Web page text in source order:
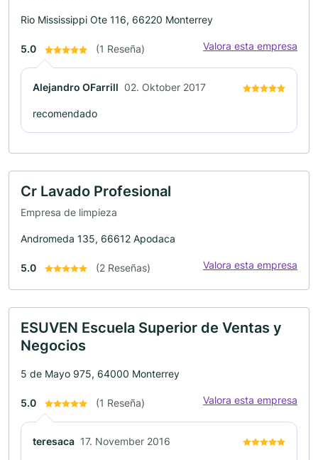
Rio Mississippi Ote 116, 66220 Monterrey
5.0 (1 Reseña) Valora esta empresa
Alejandro OFarrill 02. Oktober 2017
recomendado
Cr Lavado Profesional
Empresa de limpieza
Andromeda 135, 66612 Apodaca
5.0 (2 Reseñas) Valora esta empresa
ESUVEN Escuela Superior de Ventas y
Negocios
5 de Mayo 975, 64000 Monterrey
5.0 (1 Reseña) Valora esta empresa
teresaca 17. November 2016